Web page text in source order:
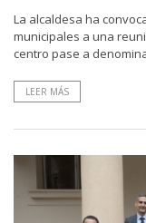
La alcaldesa ha
municipales a una
centro pase a
LEER MÁS